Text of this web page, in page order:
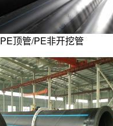
PE顶管/PE非开挖管